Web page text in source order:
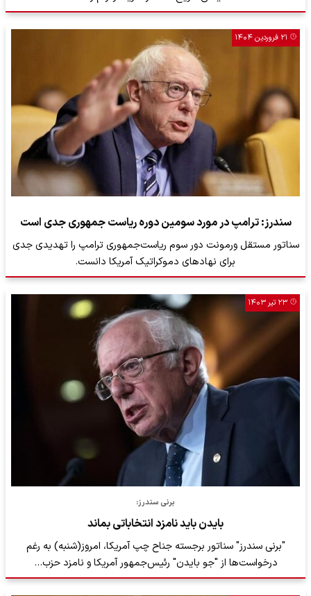
۲۱ فروردین ۱۴۰۴
سندرز: ترامپ در مورد سومین دوره ریاست جمهوری جدی است
سناتور مستقل ورمونت دور سوم ریاست‌جمهوری ترامپ را تهدیدی جدی
برای نهاد‌های دموکراتیک آمریکا دانست.
۲۳ تیر ۱۴۰۳
برنی سندرز:
بایدن باید نامزد انتخاباتی بماند
"برنی سندرز" سناتور برجسته جناح چپ آمریکا، امروز(شنبه) به رغم
درخواست‌ها از "جو بایدن" رئیس‌جمهور آمریکا و نامزد حزب…